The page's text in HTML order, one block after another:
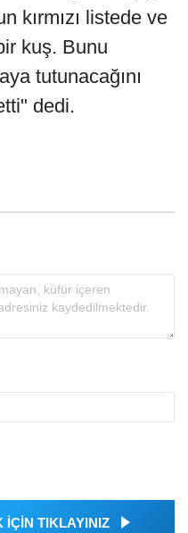
kırmızı listede ve
kuş. Bunu
tutunacağını
dedi.
İÇİN TIKLAYINIZ